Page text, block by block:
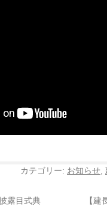
カテゴリー: お知らせ
露目式典 【